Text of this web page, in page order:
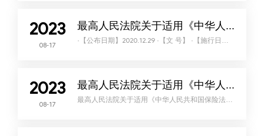
问题的解释（一）法释[2009]12号 为正确审理
保险合同纠纷案件，切实维护当事人的合法权益，
现就人民法院适用2009年2月2
2023
08-17
最高人民法院关于适用《中华人民共和国保险法》若干问题的解释（四）（2020年修正）
·【公布日期】2020.12.29 ·【文 号】 ·【施行日
期】2021.01.01 ·【效力等级】司法解释 ·【时效
法院关于破产企业国有划拨土地使用权应否列入破
产财产等问题的批复〉等二十九件商事类
2023
08-17
最高人民法院关于适用《中华人民共和国保险法》若干问题的解释（三）（2020年修正）
最高人民法院关于适用《中华人民共和国保险法》
若干问题的解释（三）（2020年修正）·【制定机